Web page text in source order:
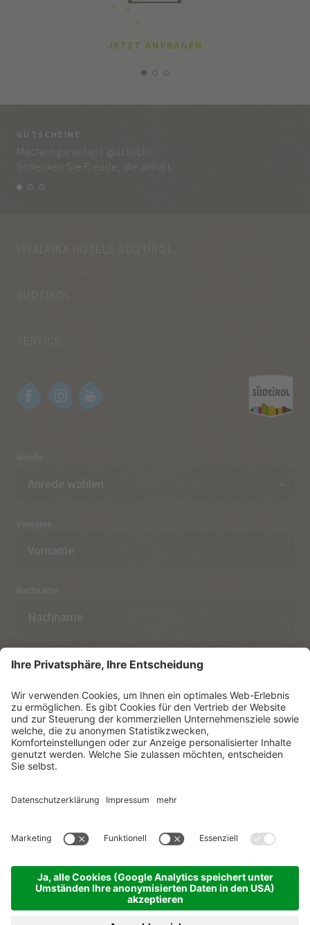
JETZT ANFRAGEN
GUTSCHEINE
Machen garantiert glücklich!
Schenken Sie Freude, die anhält.
VITALPINA HOTELS SÜDTIROL
SÜDTIROL
Anrede
Vorname
Nachname
E-Mail
Ich habe dieDatenschutzerklärungzur Kenntnis
genommen.
NEWSLETTER ABONNIEREN
produced by